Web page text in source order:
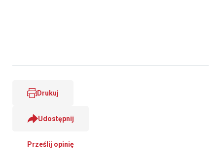
Drukuj
Udostępnij
Prześlij opinię